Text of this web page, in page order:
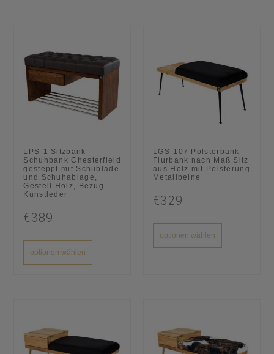
LPS-1 Sitzbank
Schuhbank Chesterfield
gesteppt mit Schublade
und Schuhablage,
Gestell Holz, Bezug
Kunstleder
€389
optionen wählen
LGS-107 Polsterbank
Flurbank nach Maß Sitz
aus Holz mit Polsterung
Metallbeine
€329
optionen wählen